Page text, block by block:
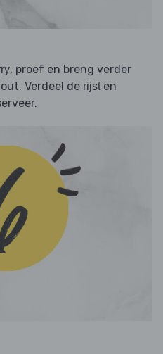
, proef en breng verder
Verdeel de rijsten